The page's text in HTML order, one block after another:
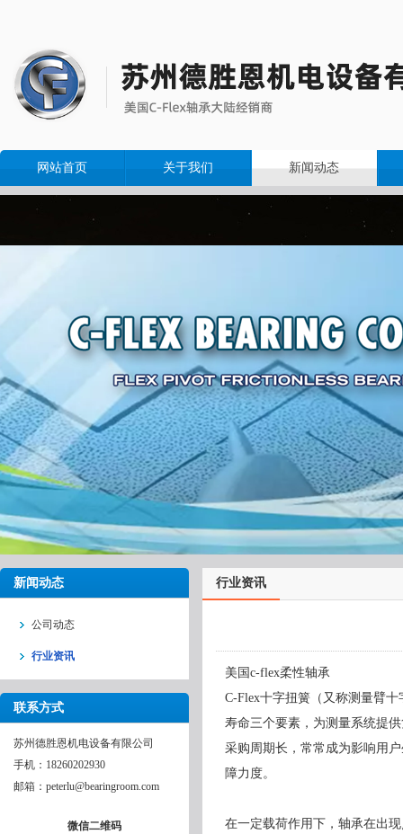
网站首页 关于我们 新闻动态
新闻动态
公司动态
行业资讯
联系方式
苏州德胜恩机电设备有限公司
手机：18260202930
邮箱：peterlu@bearingroom.com
微信二维码
行业资讯
美国c-flex柔性轴承
C-Flex十字扭簧（又称测量臂
寿命三个要素，为测量系统提
采购周期长，常常成为影响用
障力度。
在一定载荷作用下，轴承在出